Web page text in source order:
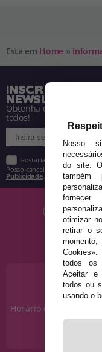
Esta em Home »
INSCREVA-SE
NEWSLETTER
Obtenha descontos e
todos!
Gostaria de receber
Posso cancelar a inscrição a
Publicidade.
Horário de segunda
Nosso
do site.
também
otimizar
retirar o
todos os
Aceitar e
todos ou
usando o